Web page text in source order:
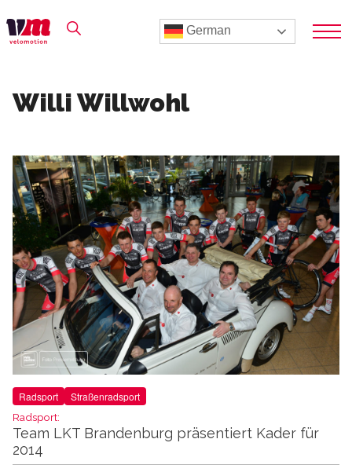
German
Willi Willwohl
Radsport Straßenradsport
Radsport:
Team LKT Brandenburg präsentiert Kader für
2014